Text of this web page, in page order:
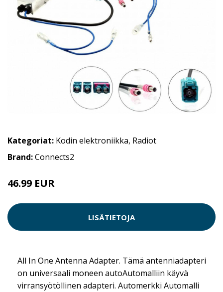
Kategoriat: Kodin elektroniikka, Radiot
Brand:Connects2
46.99 EUR
LISÄTIETOJA
All In One Antenna Adapter. Tämä antenniadapteri
on universaali moneen autoAutomalliin käyvä
virransyötöllinen adapteri. Automerkki Automalli